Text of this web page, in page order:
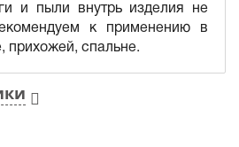
и пыли внутрь изделия не
к применению в
прихожей, спальне.